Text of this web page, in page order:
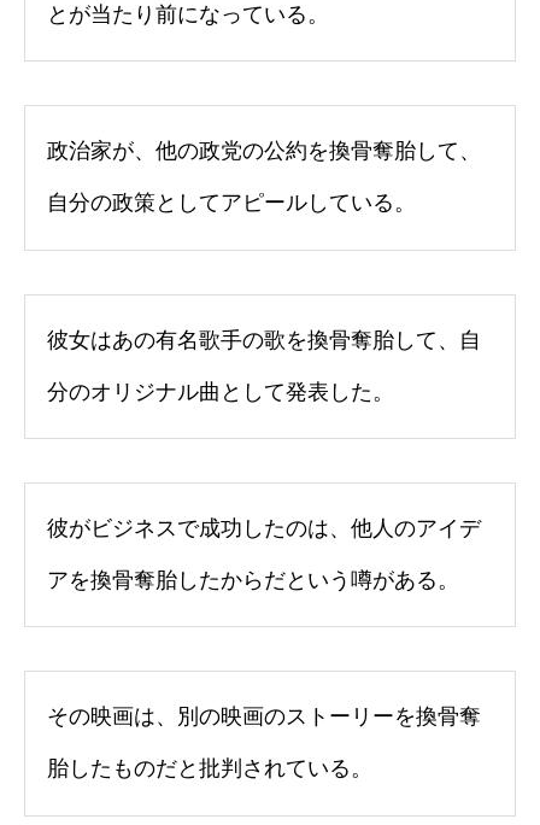
とが当たり前になっている。
政治家が、他の政党の公約を換骨奪胎して、
自分の政策としてアピールしている。
彼女はあの有名歌手の歌を換骨奪胎して、自
分のオリジナル曲として発表した。
彼がビジネスで成功したのは、他人のアイデ
アを換骨奪胎したからだという噂がある。
その映画は、別の映画のストーリーを換骨奪
胎したものだと批判されている。